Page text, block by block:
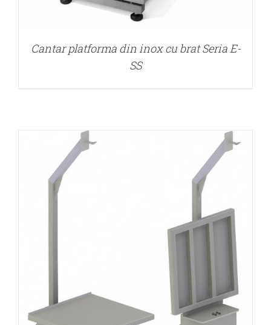
Cantar platforma din inox cu brat Seria E-
SS
DETALII